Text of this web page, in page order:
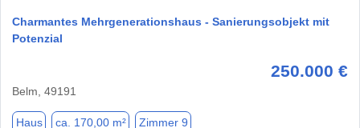
Charmantes Mehrgenerationshaus - Sanierungsobjekt mit
Potenzial
250.000 €
Belm, 49191
Haus ca. 170,00 m² Zimmer 9